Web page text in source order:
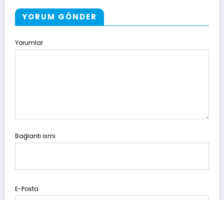
YORUM GÖNDER
Yorumlar
Bağlantı ismi
E-Posta